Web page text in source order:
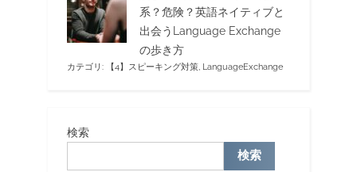
系？危険？英語ネイティブと
出会うLanguage Exchange
の歩き方
カテゴリ: 【4】スピーキング対策 LanguageExchange
検索
検索